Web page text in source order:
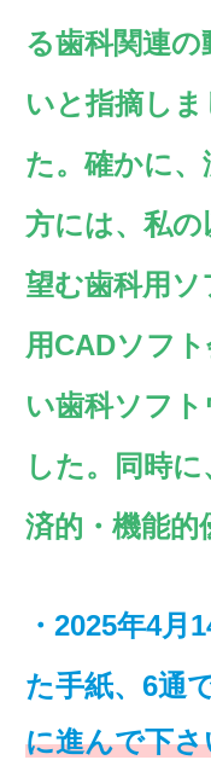
る歯科関連
いと指摘し
た。確かに
方には、私
望む歯科用
用CADソフ
い歯科ソフ
した。同時
済的・機能的
・2025年4
た手紙、6通
に進んで下さ